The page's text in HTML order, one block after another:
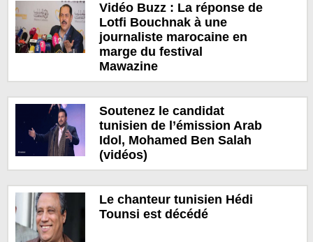
Vidéo Buzz : La réponse de
Lotfi Bouchnak à une
journaliste marocaine en
marge du festival
Mawazine
Soutenez le candidat
tunisien de l’émission Arab
Idol, Mohamed Ben Salah
(vidéos)
Le chanteur tunisien Hédi
Tounsi est décédé